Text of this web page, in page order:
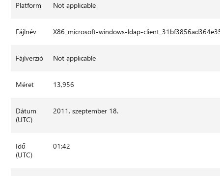
Platform Not applicable
Fájlnév X86_microsoft-windows-ldap-
Fájlverzió Not applicable
Méret 13,956
Dátum
(UTC)
2011. szeptember 18.
Idő
(UTC)
01:42